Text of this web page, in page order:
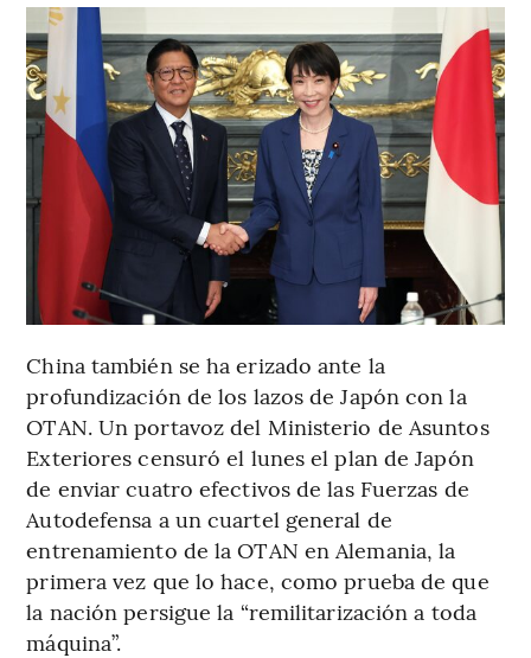
China también se ha erizado ante la
profundización de los lazos de Japón con la
OTAN. Un portavoz del Ministerio de Asuntos
Exteriores censuró el lunes el plan de Japón
de enviar cuatro efectivos de las Fuerzas de
Autodefensa a un cuartel general de
entrenamiento de la OTAN en Alemania, la
primera vez que lo hace, como prueba de que
la nación persigue la “remilitarización a toda
máquina”.